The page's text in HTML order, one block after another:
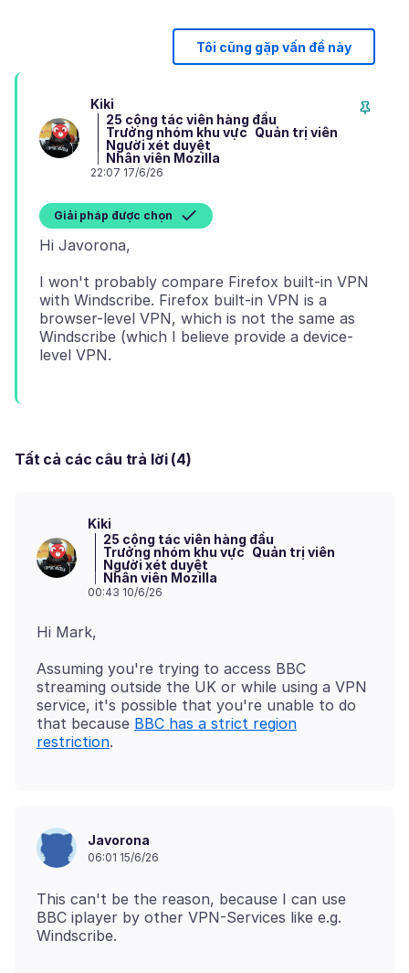
Tôi cũng gặp vấn đề này
Kiki
25 cộng tác viên hàng đầu
Trưởng nhóm khu vực Quản trị viên
Người xét duyệt
Nhân viên Mozilla
22:07 17/6/26
Giải pháp được chọn
I won't probably compare Firefox built-in VPN
with Windscribe. Firefox built-in VPN is a
browser-level VPN, which is not the same as
Windscribe (which I believe provide a device-
Tất cả các câu trả lời (4)
Kiki
25 cộng tác viên hàng đầu
Trưởng nhóm khu vực Quản trị viên
Người xét duyệt
Nhân viên Mozilla
00:43 10/6/26
Assuming you're trying to access BBC
streaming outside the UK or while using a VPN
service, it's possible that you're unable to do
that because BBC has a strict region
restriction
Javorona
06:01 15/6/26
This can't be the reason, because I can use
BBC iplayer by other VPN-Services like e.g.